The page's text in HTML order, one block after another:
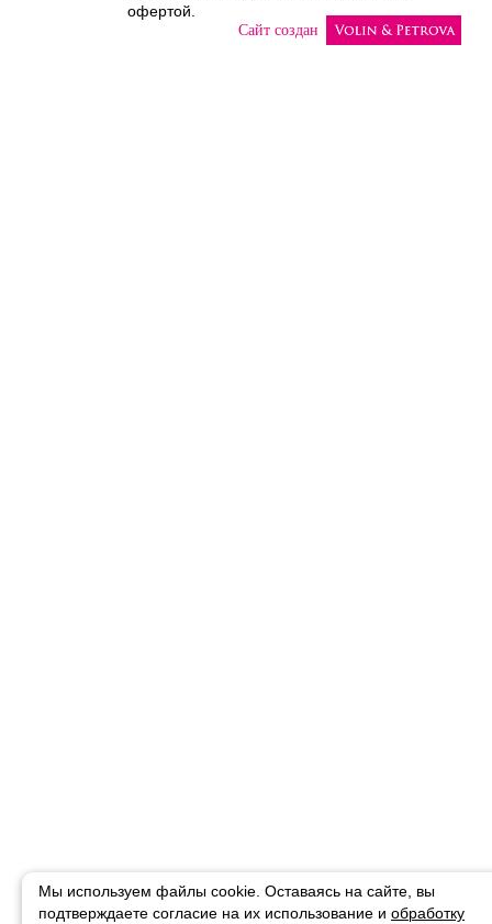
Сайт создан
офертой.
Мы используем файлы cookie. Оставаясь на сайте, вы
подтверждаете согласие на их использование и обработку